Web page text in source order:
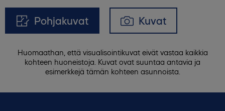
Pohjakuvat Kuvat
Huomaathan, että visualisointikuvat eivät vastaa kaikkia
kohteen huoneistoja. Kuvat ovat suuntaa antavia ja
esimerkkejä tämän kohteen asunnoista.